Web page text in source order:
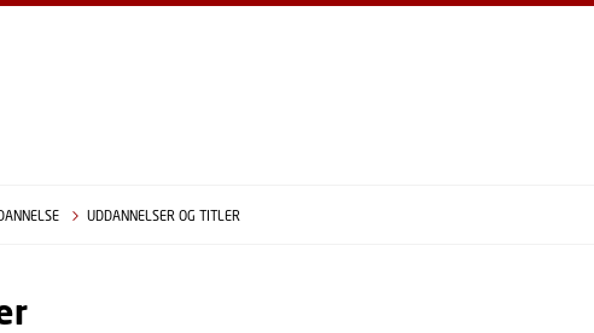
UDDANNELSER OG TITLER